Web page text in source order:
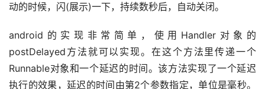
动的时候，闪(展示)一下，持续数秒后，自动关闭。
android的实现非常简单，使用Handler对象的
postDelayed方法就可以实现。在这个方法里传递一个
Runnable对象和一个延迟的时间。该方法实现了一个延迟
执行的效果，延迟的时间由第2个参数指定，单位是毫秒。